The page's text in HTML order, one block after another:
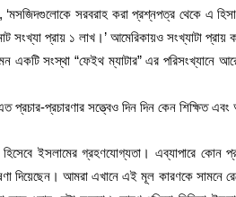
‘মসজিদগুলোকে সরবরাহ করা প্রশ্নপত্র থেকে এ
সংখ্যা প্রায় ১ লাখ।’ আমেরিকায়ও সংখ্যাটা প্রায়
একটি সংস্থা “ফেইথ ম্যাটার” এর পরিসংখ্যানে
প্রচার-প্রচারণার সত্ত্বেও দিন দিন কেন শিক্ষিত
হিসেবে ইসলামের গ্রহণযোগ্যতা। এব্যাপারে
দিয়েছেন। আমরা এখানে এই মূল কারণকে